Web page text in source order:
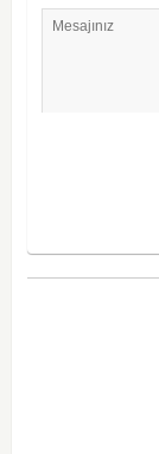
Mesajınız